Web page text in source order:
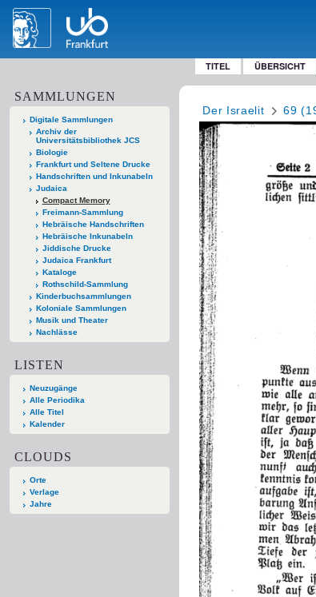
TITEL ÜBERSICHT
SAMMLUNGEN
Digitale Sammlungen
Archiv der
Universitätsbibliothek JCS
Biologie
Frankfurt und Seltene Drucke
Handschriften und Inkunabeln
Judaica
Compact Memory
Freimann-Sammlung
Hebräische Handschriften
Hebräische Inkunabeln
Jiddische Drucke
Judaica Frankfurt
Kataloge
Rothschild-Sammlung
Kinderbuchsammlungen
Koloniale Sammlungen
Musik und Theater
Nachlässe
LISTEN
Neuzugänge
Alle Periodika
Alle Titel
Kalender
CLOUDS
Orte
Verlage
Jahre
Der Israelit 69